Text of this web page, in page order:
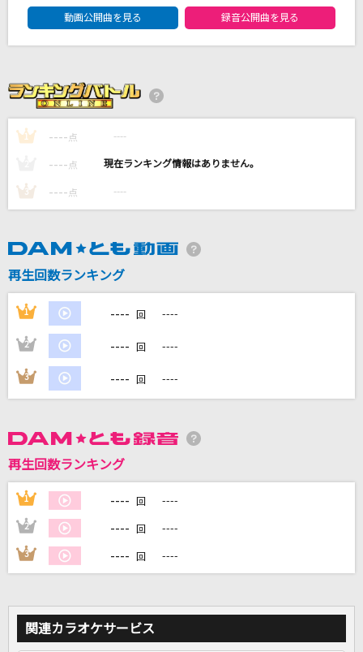
三枚の写真
Official髭男dism
恋しさと せつなさと 心強さと
篠原涼子with t.komuro
Let It Go [レット・イット・ゴー]
東方神起
カラオケ最新情報をチェック！
DAM★ともボーカルエントリーランキング
動画公開曲を見る
録音公開曲を見る
1 ---- 点 ----
---- 点 ----
3 ---- 点 ----
再生回数ランキング
1 ---- 回 ----
2 ---- 回 ----
3 ---- 回 ----
再生回数ランキング
1 ---- 回 ----
2 ---- 回 ----
3 ---- 回 ----
関連カラオケサービス